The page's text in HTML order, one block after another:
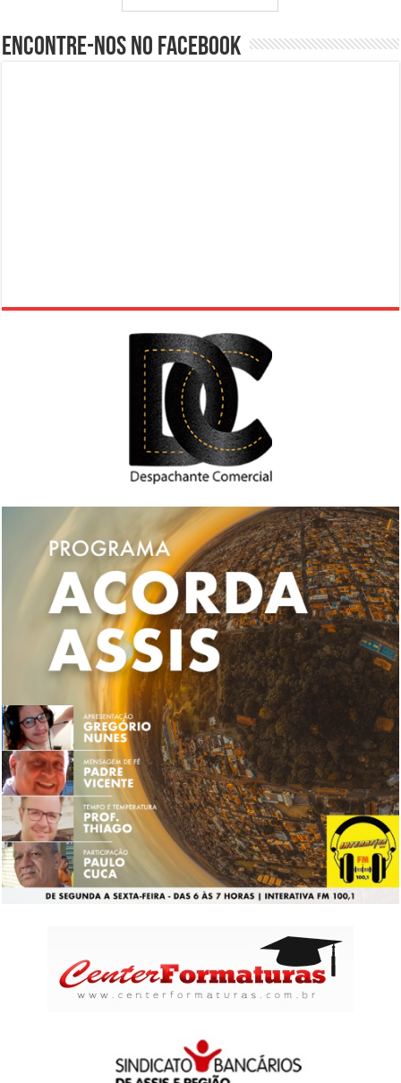
Encontre-nos no Facebook